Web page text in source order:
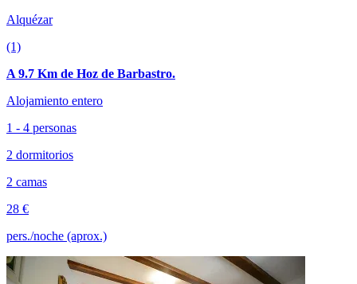
Alquézar
(1)
A 9.7 Km de Hoz de Barbastro.
Alojamiento entero
1 - 4 personas
2 dormitorios
2 camas
28 €
pers./noche (aprox.)